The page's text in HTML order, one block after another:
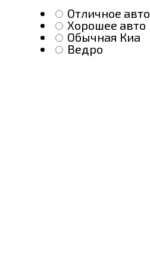
Отличное авто
Хорошее авто
Обычная Киа
Ведро